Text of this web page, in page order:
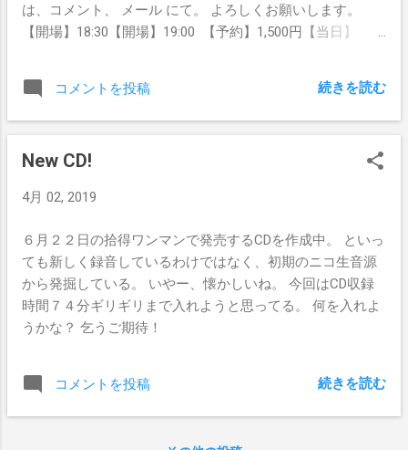
めた。 いやー、すごいね、ちゃんと理解し
て、覚えてるんやね。 子供って素晴らしい
は、コメント、 メール にて。 よろしくお願いします。
【開場】18:30【開場】19:00 【予約】1,500円【当日】
TTUCKER PAYEN 【20:20～20:50】石原 耕 【21:00～21:30】
Uma 【21:40～22:10】Klact
コメントを投稿 続きを読む
New CD!
4月 02, 2019
６月２２日の拾得ワンマンで発売するCDを作成中。 といっ
ても新しく録音しているわけではなく、初期のニコ生音源
から発掘している。 いやー、懐かしいね。 今回はCD収録
時間７４分ギリギリまで入れようと思ってる。 何を入れよ
うかな？ 乞うご期待！
コメントを投稿 続きを読む